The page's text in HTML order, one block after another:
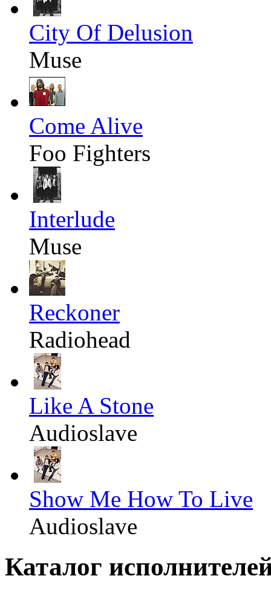
City Of Delusion
Muse
Come Alive
Foo Fighters
Interlude
Muse
Reckoner
Radiohead
Like A Stone
Audioslave
Show Me How To Live
Audioslave
Каталог